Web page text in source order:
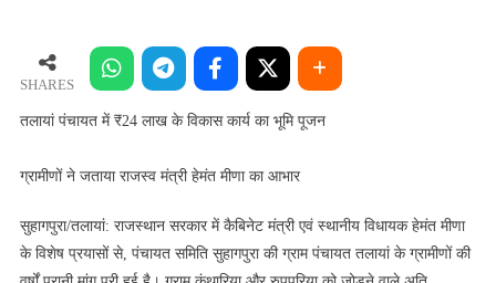
पूजन
SHARES
तलायां पंचायत में ₹24 लाख के विकास कार्य का भूमि पूजन
ग्रामीणों ने जताया राजस्व मंत्री हेमंत मीणा का आभार
सुहागपुरा/तलायां: राजस्थान सरकार में कैबिनेट मंत्री एवं स्थानीय विधायक हेमंत मीणा
के विशेष प्रयासों से, पंचायत समिति सुहागपुरा की ग्राम पंचायत तलायां के ग्रामीणों की